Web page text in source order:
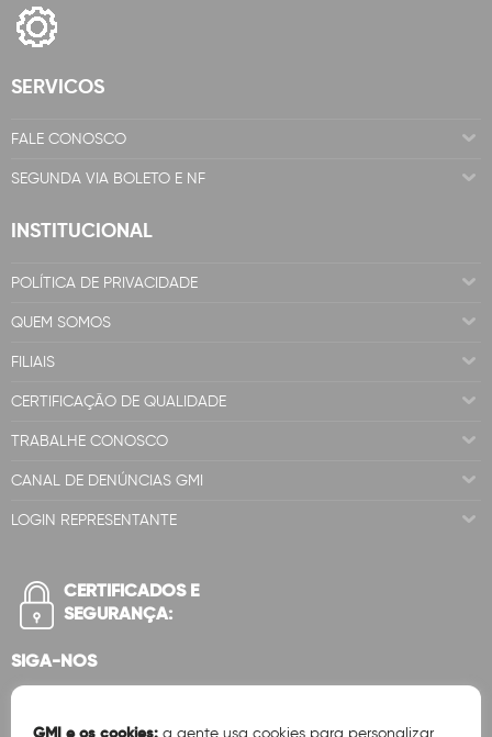
SERVICOS
FALE CONOSCO
SEGUNDA VIA BOLETO E NF
INSTITUCIONAL
POLÍTICA DE PRIVACIDADE
QUEM SOMOS
FILIAIS
CERTIFICAÇÃO DE QUALIDADE
TRABALHE CONOSCO
CANAL DE DENÚNCIAS GMI
LOGIN REPRESENTANTE
CERTIFICADOS E
SEGURANÇA:
SIGA-NOS
GMI e os cookies: a gente usa cookies para personalizar